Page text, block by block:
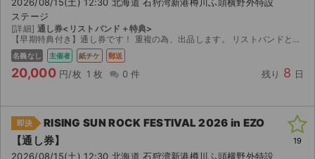
2026/08/15(土) 12:30 北海道 石狩湾新港樽川ふ頭横野外特設
ステージ
[詳細] 通し券<リストバンド＋特典>
【早期特典付き】通し券です！ 重複の為、出品します。 リストバンドと特典につきましては、 着払いでの発送になります。 ※札幌市内であれば、手渡しも可能です！ ご質問等ございましたら...
名義なし 主催者 紙チケ 郵送
20,000 円/枚 1 枚 0 件 残り 8 日
即決
RISING SUN ROCK FESTIVAL 2026 in EZO
【通し券】
2026/08/15(土) 12:30 北海道 石狩湾新港樽川ふ頭横野外特設
19